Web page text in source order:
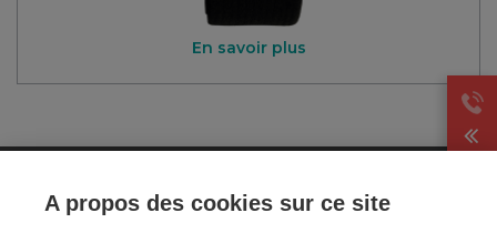
En savoir plus
CGA
A propos des cookies sur ce site